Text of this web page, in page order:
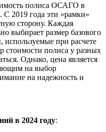
полиса ОСАГО в
С 2019 года эти «рамки»
сторону. Каждая
выбирает размер базового
при расчете
полиса у разных
Однако, цена является
на выбор
на надежность и
в 2024 году: